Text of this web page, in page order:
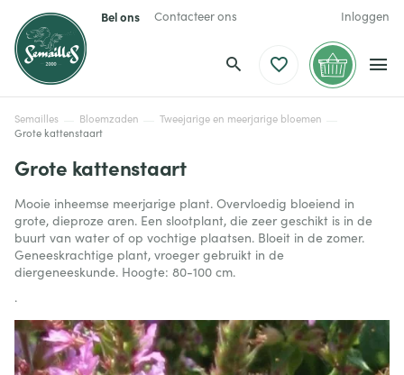
Bel ons Contacteer ons Inloggen
Semailles Bloemzaden
Tweejarige en meerjarige bloemen
Grote kattenstaart
Grote kattenstaart
Mooie inheemse meerjarige plant. Overvloedig bloeiend in
grote, dieproze aren. Een slootplant, die zeer geschikt is in de
buurt van water of op vochtige plaatsen. Bloeit in de zomer.
Geneeskrachtige plant, vroeger gebruikt in de
diergeneeskunde. Hoogte: 80-100 cm.
.